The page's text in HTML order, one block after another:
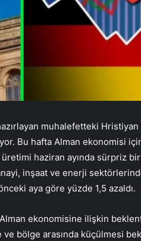
muhalefetteki
Bu hafta Alman ekonomisi
haziran ayında sürpriz
inşaat ve enerji
aya göre yüzde 1,5 azaldı.
ekonomisine ilişkin
bölge arasında küçülmesi